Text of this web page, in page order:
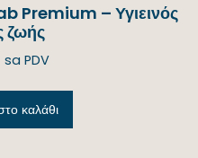
Premium – Υγιεινός
ζωής
sa PDV
καλάθι